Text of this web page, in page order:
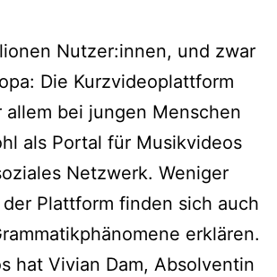
Nutzer:innen, und zwar
Die Kurzvideoplattform
allem bei jungen Menschen
als Portal für Musikvideos
Netzwerk. Weniger
Plattform finden sich auch
erklären.
hat Vivian Dam, Absolventin